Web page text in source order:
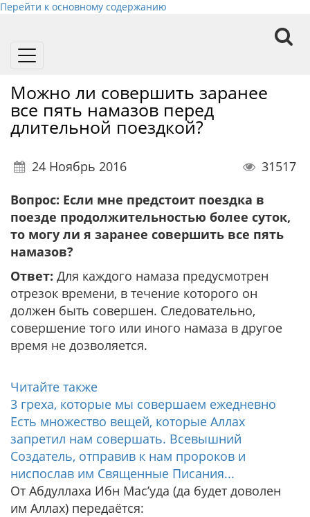
Перейти к основному содержанию
Toggle
Можно ли совершить заранее
все пять намазов перед
длительной поездкой?
24 Ноябрь 2016
31517
Вопрос: Если мне предстоит поездка в
поезде продолжительностью более суток,
то могу ли я заранее совершить все пять
намазов?
Ответ: Для каждого намаза предусмотрен
отрезок времени, в течение которого он
должен быть совершен. Следовательно,
совершение того или иного намаза в другое
время не дозволяется.
Читайте также
3 греха, которые мы совершаем ежедневно
Есть множество вещей, которые Аллах
запретил нам совершать. Всевышний
Создатель, отправив к нам пророков и
ниспослав им Священные Писания...
От Абдуллаха Ибн Мас’уда (да будет доволен
им Аллах) передаётся: